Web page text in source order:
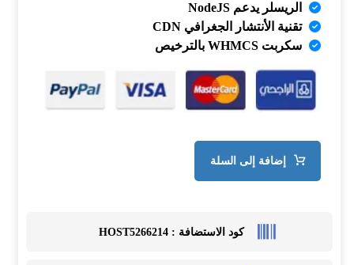
الريسلر يدعم NodeJS
تقنية الأنتشار الجغرافي CDN
سكربت WHMCS بالترخيص
إضافة إلى السلة
كود الاستضافة :HOST5266214